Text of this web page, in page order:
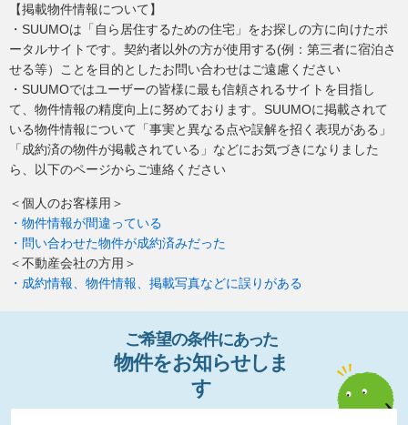
【掲載物件情報について】
・SUUMOは「自ら居住するための住宅」をお探しの方に向けたポ
ータルサイトです。契約者以外の方が使用する(例：第三者に宿泊さ
せる等）ことを目的としたお問い合わせはご遠慮ください
・SUUMOではユーザーの皆様に最も信頼されるサイトを目指し
て、物件情報の精度向上に努めております。SUUMOに掲載されて
いる物件情報について「事実と異なる点や誤解を招く表現がある」
「成約済の物件が掲載されている」などにお気づきになりました
ら、以下のページからご連絡ください
＜個人のお客様用＞
・物件情報が間違っている
・問い合わせた物件が成約済みだった
＜不動産会社の方用＞
・成約情報、物件情報、掲載写真などに誤りがある
ご希望の条件にあった
物件をお知らせし ま
す